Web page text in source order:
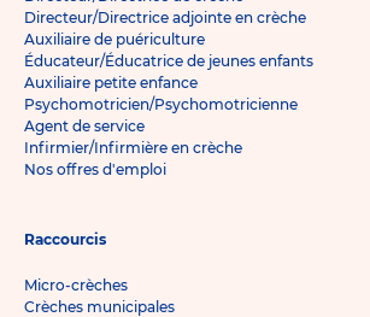
Directeur/Directrice adjointe en crèche
Auxiliaire de puériculture
Éducateur/Éducatrice de jeunes enfants
Auxiliaire petite enfance
Psychomotricien/Psychomotricienne
Agent de service
Infirmier/Infirmière en crèche
Nos offres d'emploi
Raccourcis
Micro-crèches
Crèches municipales